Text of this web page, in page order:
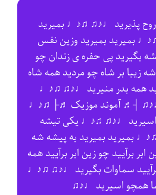
پذیرید ♩♪♫ ♫♪♩ بمیرید
بمیرید بمیرید وزین نفس
بگیرید پی حفره ی زندان چو
زیبا بر شاه چو مردید همه شاه
همه بدر منیرید ♩♪♫ ♫♪♩
♩♪♫ ┤♬ آموند موزیک ♬├ ♫♪♩
اسیرید ♩♪♫ ♫♪♩ یکی تیشه
بمیرید بمیرید به پیشه شه
برآیید چو زین ابر برآیید همه
سماوات بگیرید ♩♪♫ ♫♪♩
همچو اسیرید ♩♪♫